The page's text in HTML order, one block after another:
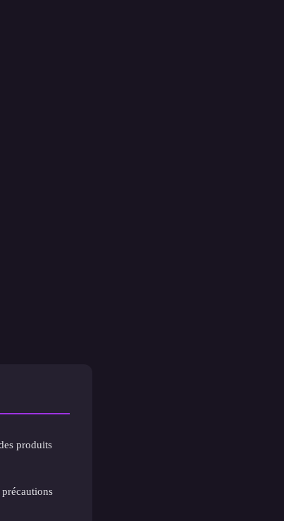
produits